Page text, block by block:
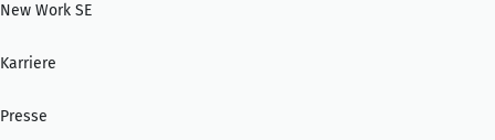
New Work SE
Karriere
Presse